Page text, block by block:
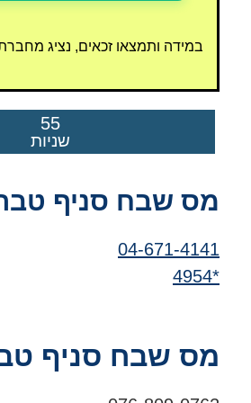
במידה ותמצאו זכאים, נציג
55
שניות
מס שבח סניף
04-671-4141
*4954
מס שבח סניף